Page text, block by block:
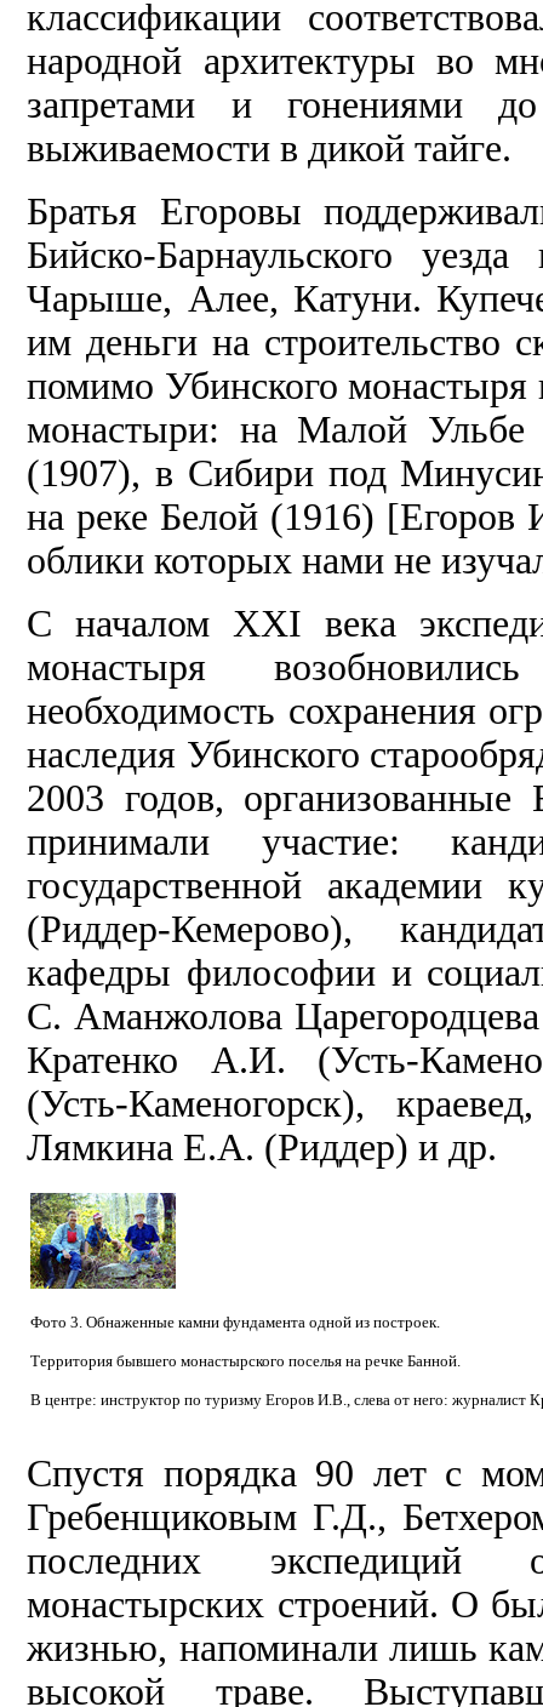
классификации
народной архитектуры во
запретами и гонениями
выживаемости в дикой тайге.
Братья Егоровы
Бийско-Барнаульского
Чарыше, Алее, Катуни.
им деньги на строительство
помимо Убинского
монастыри: на Малой Ульбе
(1907), в Сибири под
на реке Белой (1916)
облики которых нами не
С началом XXI века
монастыря
необходимость сохранения
наследия Убинского
2003 годов,
принимали участие:
государственной академии
(Риддер-Кемерово),
кафедры философии и
С. Аманжолова
Кратенко А.И. (Усть-
(Усть-Каменогорск),
Лямкина Е.А. (Риддер) и др.
Фото 3. Обнаженные камни фундамента одной из построек.
Территория бывшего монастырского поселья на речке Банной.
В центре: инструктор по туризму Егоров И.В., слева от него:
Спустя порядка 90 лет с
Гребенщиковым Г.Д.,
последних экспедиций
монастырских строений. О
жизнью, напоминали лишь
высокой траве.